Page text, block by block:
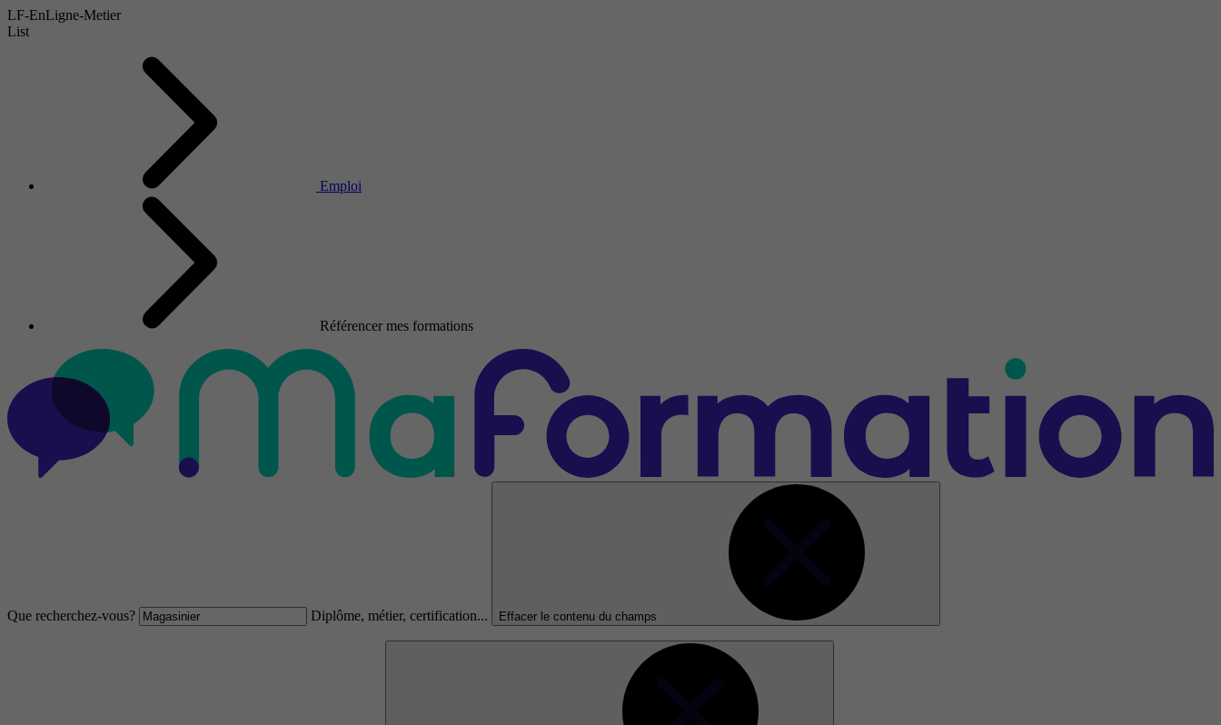
LF-EnLigne-Metier
List
Emploi
Référencer mes formations
Que recherchez-vous? Diplôme, métier, certification... Effacer le contenu du champs